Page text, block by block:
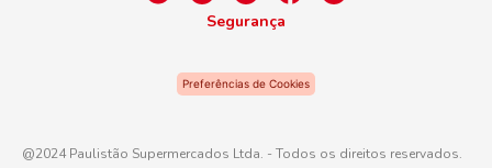
Segurança
Preferências de Cookies
@2024 Paulistão Supermercados Ltda. - Todos os direitos reservados.